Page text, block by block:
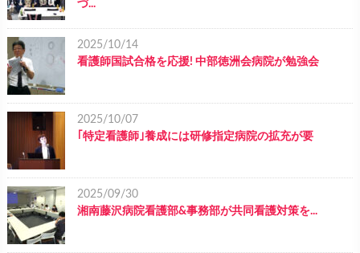
づ...
2025/10/14
看護師国試合格を応援! 中部徳洲会病院が勉強会
2025/10/07
｢特定看護師｣養成には研修指定病院の拡充が要
2025/09/30
湘南藤沢病院看護部&事務部が共同看護対策を...